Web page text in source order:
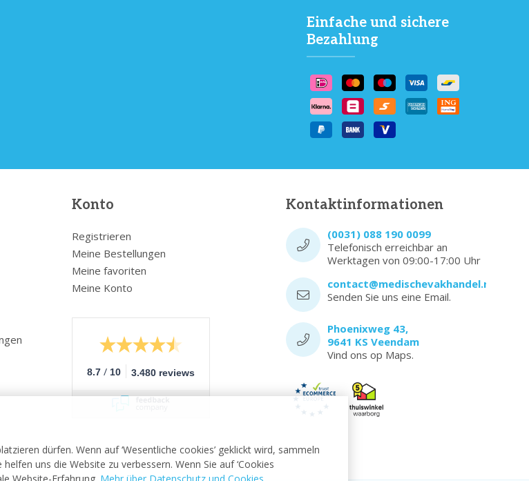
dürfen. Wenn auf ‘Wesentliche cookies’ geklickt wird, sammeln
uns die Website zu verbessern. Wenn Sie auf ‘Cookies
Einfache und sichere
Bezahlung
Konto
Registrieren
Meine Bestellungen
Meine favoriten
Meine Konto
8.7 / 10 3.480 reviews
Kontaktinformationen
(0031) 088 190 0099
Telefonisch erreichbar an
Werktagen von 09:00-17:00 Uhr
contact@medischevakhandel.nl
Senden Sie uns eine Email.
Phoenixweg 43,
9641 KS Veendam
Vind ons op Maps.